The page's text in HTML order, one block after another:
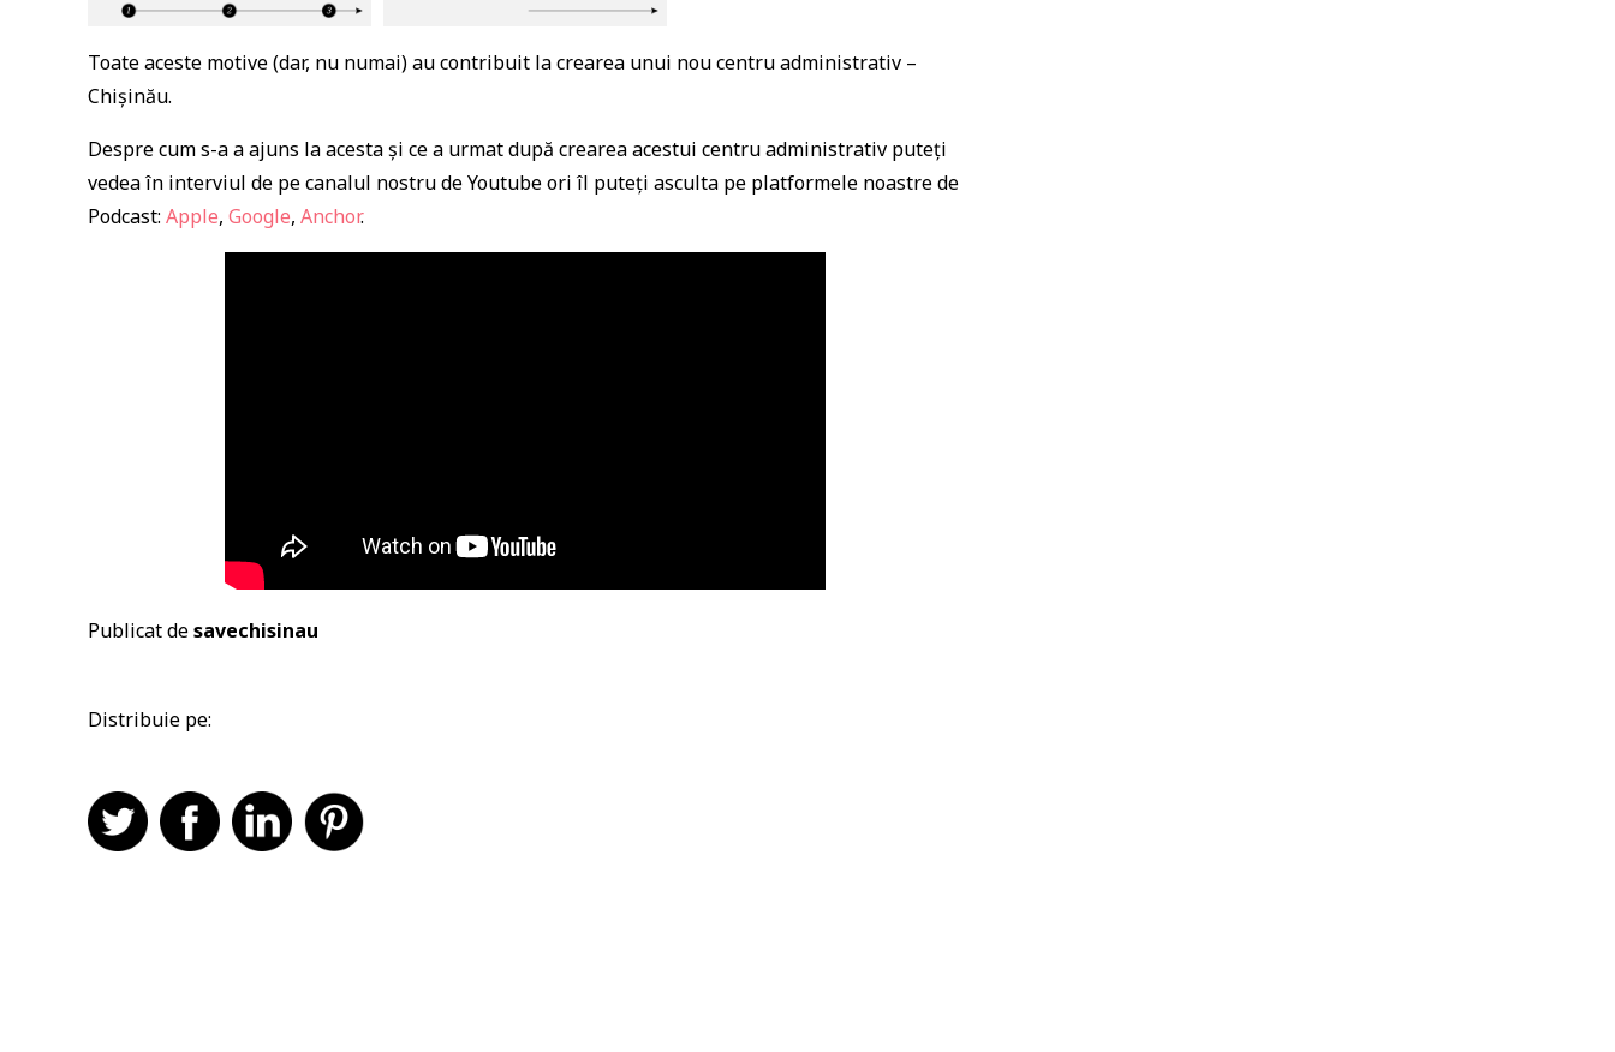
Toate aceste motive (dar, nu numai) au contribuit la crearea unui nou centru administrativ –
Chișinău.
Despre cum s-a a ajuns la acesta și ce a urmat după crearea acestui centru administrativ puteți
vedea în interviul de pe canalul nostru de Youtube ori îl puteți asculta pe platformele noastre de
Podcast: Apple, Google, Anchor.
Publicat desavechisinau
Distribuie pe: